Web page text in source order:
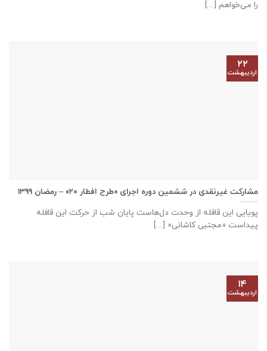
را می‌خواهم [...]
مشارکت غیرنقدی در ششمین دوره اجرای «طرح افطار ۲۰» – رمضان ۱۳۹۹
پویایی این قافله از وحدت دل‌هاست پایان شب از حرکت این قافله
پیداست «مجتبی کاشانی» [...]
۲۲
اردیبهشت
۱۴
اردیبهشت